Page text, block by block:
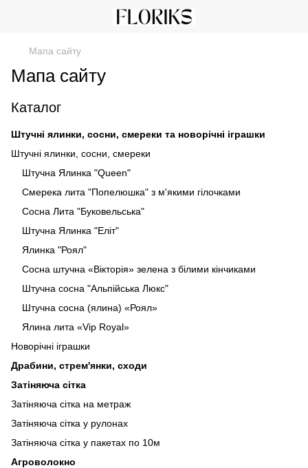
Мапа сайту
Мапа сайту
Каталог
Штучні ялинки, сосни, смереки та новорічні іграшки
Штучні ялинки, сосни, смереки
Штучна Ялинка "Queen"
Смерека лита "Попелюшка" з м'якими гілочками
Сосна Лита "Буковельська"
Штучна Ялинка "Еліт"
Ялинка "Роял"
Сосна штучна «Вікторія» зелена з білими кінчиками
Штучна сосна "Альпійська Люкс"
Штучна сосна (ялина) «Роял»
Ялина лита «Vip Royal»
Новорічні іграшки
Драбини, стрем'янки, сходи
Затіняюча сітка
Затіняюча сітка на метраж
Затіняюча сітка у рулонах
Затіняюча сітка у пакетах по 10м
Агроволокно